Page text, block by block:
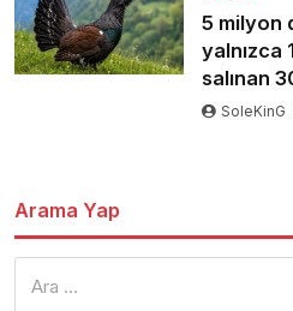
5 milyon
yalnızca
salınan
SoleKinG
Arama Yap